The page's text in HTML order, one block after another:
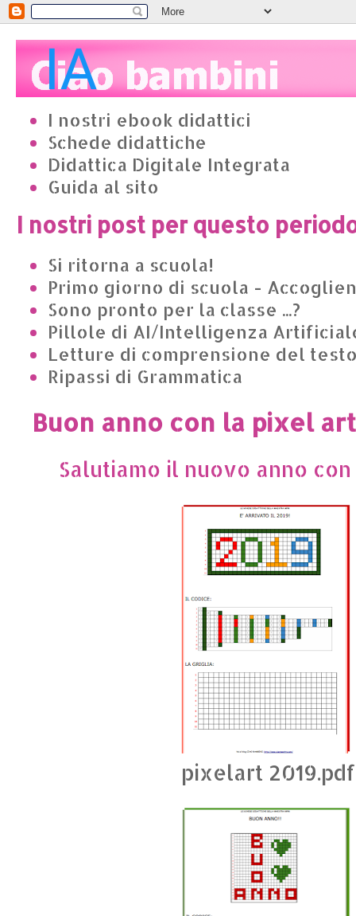
I nostri ebook didattici
Schede didattiche
Didattica Digitale Integrata
Guida al sito
I nostri post per questo
Si ritorna a scuola!
Primo giorno di scuola -
Sono pronto per la classe ...?
Pillole di AI/Intelligenza
Letture di comprensione del
Ripassi di Grammatica
Buon anno con la pixel art
Salutiamo il nuovo anno
pixelart 2019.pdf